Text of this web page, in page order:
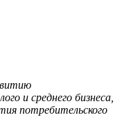
и среднего бизнеса,
потребительского